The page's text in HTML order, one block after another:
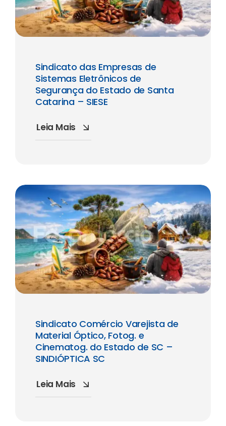
Sindicato das Empresas de
Sistemas Eletrônicos de
Segurança do Estado de Santa
Catarina – SIESE
Leia Mais
Sindicato Comércio Varejista de
Material Óptico, Fotog. e
Cinematog. do Estado de SC –
SINDIÓPTICA SC
Leia Mais